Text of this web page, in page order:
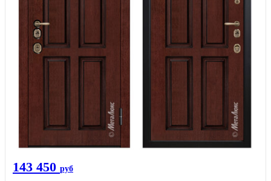
143 450 руб